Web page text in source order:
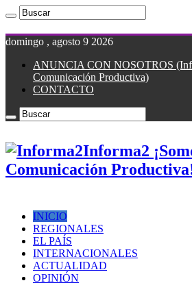
domingo , agosto 9 2026
ANUNCIA CON NOSOTROS
Comunicación Productiva)
CONTACTO
Informa2
Comunicación
INICIO
REGIONALES
EL PAÍS
INTERNACIONALES
ACTUALIDAD
OPINIÓN